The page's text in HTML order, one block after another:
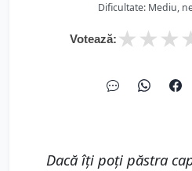
Dificultate: Mediu,
Votează: ★
★
★
Dacă îți poți păstra